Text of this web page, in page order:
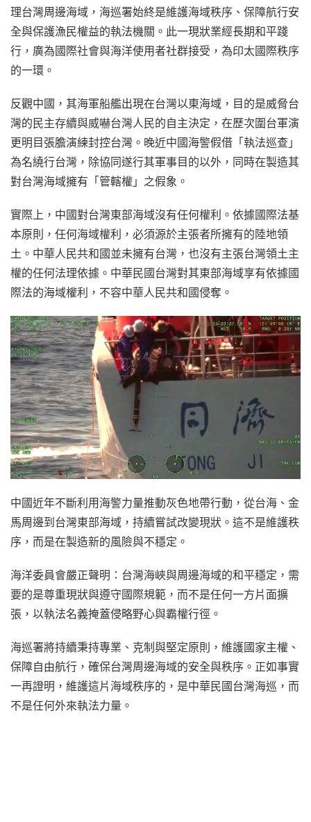
理台灣周邊海域，海巡署始終是維護海域秩序、保障航行安
全與保護漁民權益的執法機關。此一現狀業經長期和平踐
行，廣為國際社會與海洋使用者社群接受，為印太國際秩序
的一環。
反觀中國，其海軍船艦出現在台灣以東海域，目的是威脅台
灣的民主存續與威嚇台灣人民的自主決定，在歷次圍台軍演
更明目張膽演練封控台灣。晚近中國海警假借「執法巡查」
為名繞行台灣，除協同遂行其軍事目的以外，同時在製造其
對台灣海域擁有「管轄權」之假象。
實際上，中國對台灣東部海域沒有任何權利。依據國際法基
本原則，任何海域權利，必須源於主張者所擁有的陸地領
土。中華人民共和國並未擁有台灣，也沒有主張台灣領土主
權的任何法理依據。中華民國台灣對其東部海域享有依據國
際法的海域權利，不容中華人民共和國侵奪。
中國近年不斷利用海警力量推動灰色地帶行動，從台海、金
馬周邊到台灣東部海域，持續嘗試改變現狀。這不是維護秩
序，而是在製造新的風險與不穩定。
海洋委員會嚴正聲明：台灣海峽與周邊海域的和平穩定，需
要的是尊重現狀與遵守國際規範，而不是任何一方片面擴
張，以執法名義掩蓋侵略野心與霸權行徑。
海巡署將持續秉持專業、克制與堅定原則，維護國家主權、
保障自由航行，確保台灣周邊海域的安全與秩序。正如事實
一再證明，維護這片海域秩序的，是中華民國台灣海巡，而
不是任何外來執法力量。